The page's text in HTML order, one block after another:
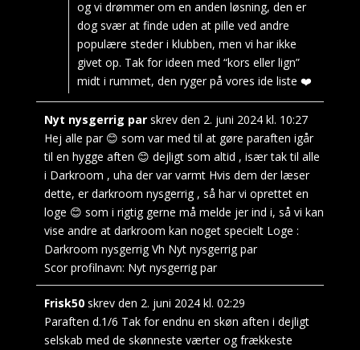
og vi drømmer om en anden løsning, den er
dog svær at finde uden at pille ved andre
populære steder i klubben, men vi har ikke
givet op. Tak for ideen med “kors eller lign”
midt i rummet, den ryger på vores ide liste ❤️
Nyt nysgerrig par skrev den 2. juni 2024 kl. 10:27
Hej alle par 😊 som var med til at gøre paraften igår
til en hygge aften 😊 dejligt som altid , især tak til alle
i Darkroom , uha der var varmt Hvis dem der læser
dette, er darkroom nysgerrig , så har vi oprettet en
loge 😊 som i rigtig gerne må melde jer ind i, så vi kan
vise andre at darkroom kan noget specielt Loge :
Darkroom nysgerrig Vh Nyt nysgerrig par
Scor profilnavn: Nyt nysgerrig par
Frisk50 skrev den 2. juni 2024 kl. 02:29
Paraften d.1/6 Tak for endnu en skøn aften i dejligt
selskab med de skønneste værter og frækkeste